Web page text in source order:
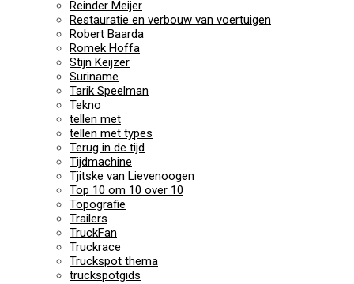
Reinder Meijer
Restauratie en verbouw van voertuigen
Robert Baarda
Romek Hoffa
Stijn Keijzer
Suriname
Tarik Speelman
Tekno
tellen met
tellen met types
Terug in de tijd
Tijdmachine
Tjitske van Lievenoogen
Top 10 om 10 over 10
Topografie
Trailers
TruckFan
Truckrace
Truckspot thema
truckspotgids